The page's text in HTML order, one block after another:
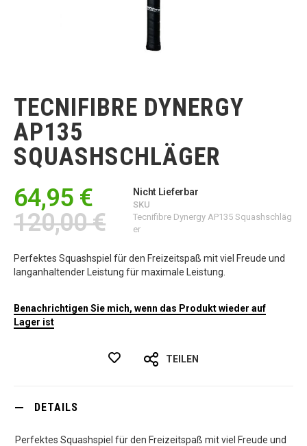
Bildgalerie
springen
TECNIFIBRE DYNERGY
AP135
SQUASHSCHLÄGER
64,95 €
120,00 €
Nicht Lieferbar
SKU
Tecnifibre Dynergy AP135 Squashschläg
er
Perfektes Squashspiel für den Freizeitspaß mit viel Freude und
langanhaltender Leistung für maximale Leistung.
Benachrichtigen Sie mich, wenn das Produkt wieder auf
Lager ist
TEILEN
DETAILS
Perfektes Squashspiel für den Freizeitspaß mit viel Freude und